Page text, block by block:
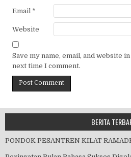
Email *
Website
Save my name, email, and website
next time I comment.
BERITA
PONDOK PESANTREN KILAT